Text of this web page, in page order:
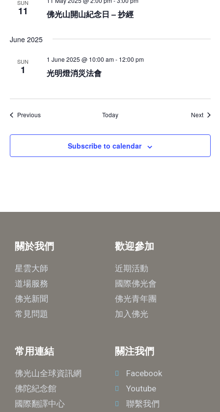
SUN
11 佛光山開山紀念日 – 抄經
June 2025
SUN
1 光明燈消災法會
1 June 2025 @ 10:00 am- 12:00 pm
PreviousEvents Today Next
Subscribe to calendar
關於我們
星雲大師
道場服務
佛光新聞
常見問題
歡迎參加
近期活動
國際佛光會
佛光青年團
加入佛光
常用連結
佛光山全球資訊網
佛陀紀念館
國際翻譯中心
關注我們
Facebook
Youtube
聯繫我們